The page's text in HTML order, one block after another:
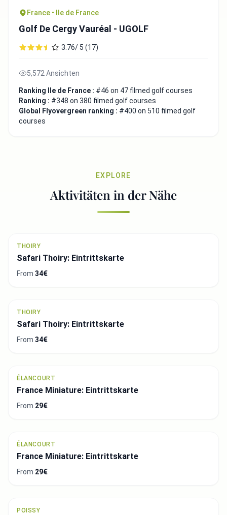
France • Ile de France
Golf De Cergy Vauréal - UGOLF
3.76/ 5 (17)
5,572 Ansichten
Ranking Ile de France : #46 on 47 filmed golf courses
Ranking : #348 on 380 filmed golf courses
Global Flyovergreen ranking : #400 on 510 filmed golf
courses
EXPLORE
Aktivitäten in der Nähe
THOIRY
Safari Thoiry: Eintrittskarte
From 34€
THOIRY
Safari Thoiry: Eintrittskarte
From 34€
ÉLANCOURT
France Miniature: Eintrittskarte
From 29€
ÉLANCOURT
France Miniature: Eintrittskarte
From 29€
POISSY